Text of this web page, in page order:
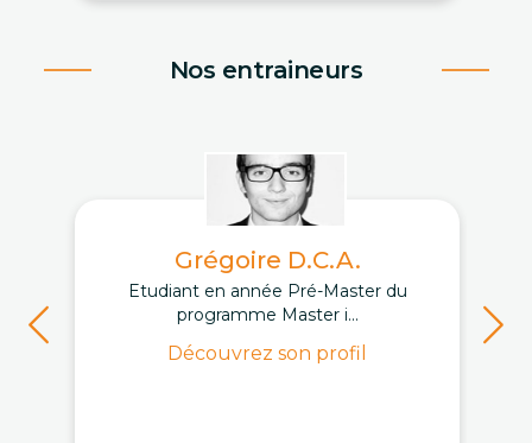
Nos entraineurs
Grégoire D.C.A.
Etudiant en année Pré-Master du
programme Master i...
Découvrez son profil